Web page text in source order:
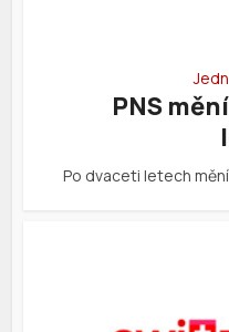
PNS
Po dvaceti letech